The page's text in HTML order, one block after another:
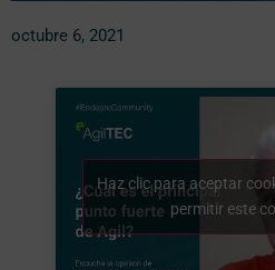
octubre 6, 2021
Haz clic para aceptar
permitir este